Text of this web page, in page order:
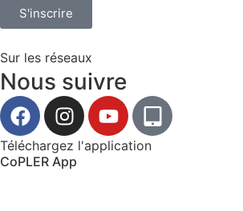
S'inscrire
Sur les réseaux
Nous suivre
Téléchargez l'application
CoPLER App